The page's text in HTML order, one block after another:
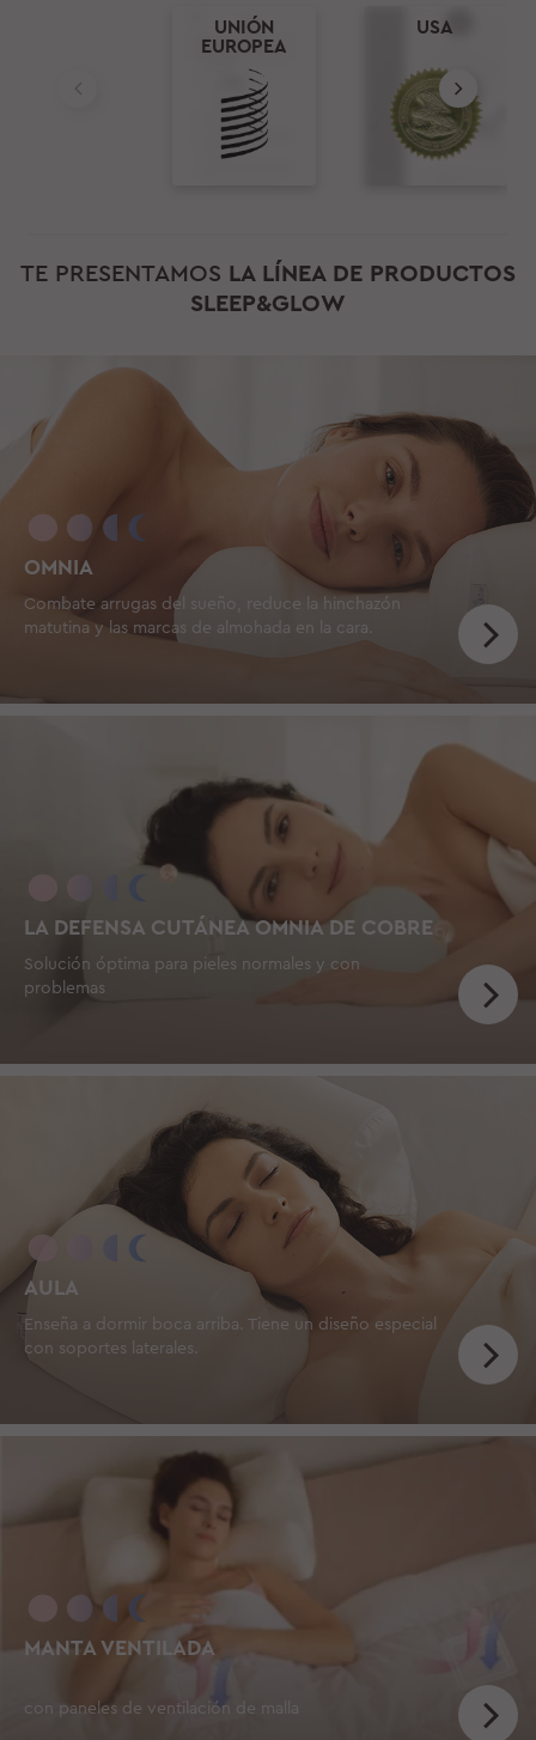
UNIÓN
EUROPEA
USA
TE PRESENTAMOS LA LÍNEA DE PRODUCTOS
SLEEP&GLOW
OMNIA
Combate arrugas del sueño, reduce la hinchazón
matutina y las marcas de almohada en la cara.
LA DEFENSA CUTÁNEA OMNIA DE COBRE
Solución óptima para pieles normales y con
problemas
AULA
Enseña a dormir boca arriba. Tiene un diseño especial
con soportes laterales.
MANTA VENTILADA
con paneles de ventilación de malla